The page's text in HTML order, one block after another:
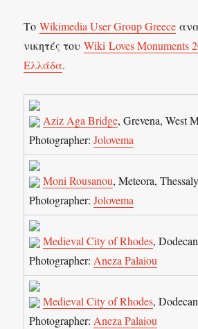
ΤοWikimedia User Group Greece
νικητές τουWiki Loves Monuments
Ελλάδα.
Aziz Aga Bridge, Grevena, West
Photographer:Jolovema
Moni Rousanou, Meteora, Thessaly
Photographer:Jolovema
Medieval City of Rhodes,
Photographer: Aneza Palaiou
Medieval City of Rhodes,
Photographer: Aneza Palaiou